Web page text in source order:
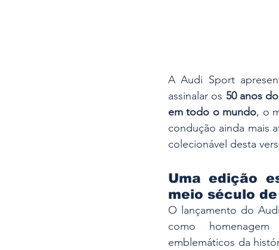
A Audi Sport
assinalar os 50 anos
em todo o mundo, o
condução ainda mais
colecionável desta
Uma edição
meio século
O lançamento do
como
emblemáticos da